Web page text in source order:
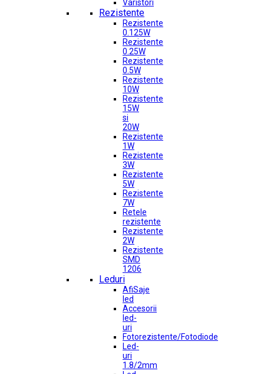
Varistori
Rezistente
Rezistente
0.125W
Rezistente
0.25W
Rezistente
0.5W
Rezistente
10W
Rezistente
15W
si
20W
Rezistente
1W
Rezistente
3W
Rezistente
5W
Rezistente
7W
Retele
rezistente
Rezistente
2W
Rezistente
SMD
1206
Leduri
AfiSaje
led
Accesorii
led-
uri
Fotorezistente/Fotodiode
Led-
uri
1.8/2mm